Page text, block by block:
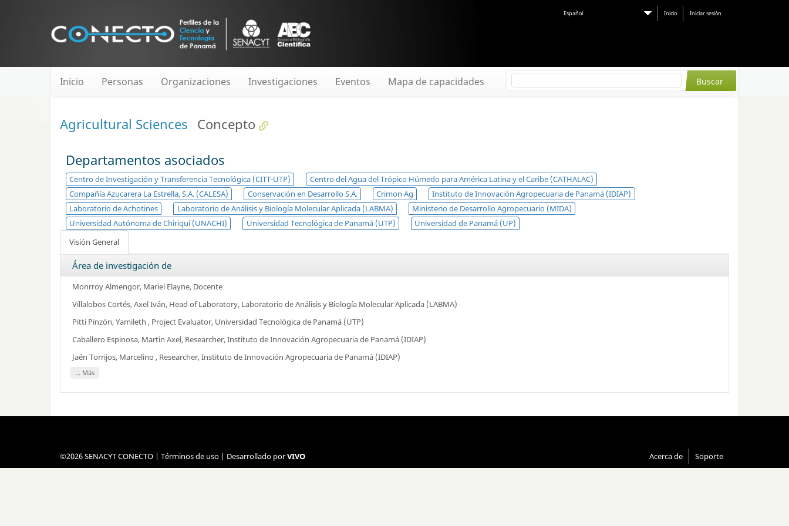
Español Inicio Iniciar sesión
Inicio Personas Organizaciones Investigaciones Eventos Mapa de capacidades
Agricultural Sciences Concepto
Departamentos asociados
Centro de Investigación y Transferencia Tecnológica (CITT-UTP)
Centro del Agua del Trópico Húmedo para América Latina y el Caribe (CATHALAC)
Compañía Azucarera La Estrella, S.A. (CALESA)
Conservación en Desarrollo S.A. Crimon Ag
Instituto de Innovación Agropecuaria de Panamá (IDIAP)
Laboratorio de Achotines
Laboratorio de Análisis y Biología Molecular Aplicada (LABMA)
Ministerio de Desarrollo Agropecuario (MIDA)
Universidad Autónoma de Chiriquí (UNACHI)
Universidad Tecnológica de Panamá (UTP)
Universidad de Panamá (UP)
Visión General
Área de investigación de
Monrroy Almengor, Mariel Elayne, Docente
Villalobos Cortés, Axel Iván, Head of Laboratory, Laboratorio de Análisis y Biología Molecular Aplicada (LABMA)
Pittí Pinzón, Yamileth , Project Evaluator, Universidad Tecnológica de Panamá (UTP)
Caballero Espinosa, Martin Axel, Researcher,Instituto de Innovación Agropecuaria de Panamá (IDIAP)
Jaén Torrijos, Marcelino , Researcher,Instituto de Innovación Agropecuaria de Panamá (IDIAP)
... Más
©2026 SENACYT CONECTO | Términos de uso | Desarrollado porVIVO Acerca de Soporte